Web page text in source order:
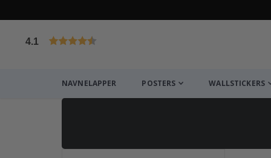
4.1
NAVNELAPPER POSTERS WALLSTICKERS